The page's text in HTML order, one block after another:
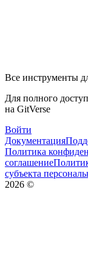
Все инструменты
Для полного
на GitVerse
Войти
Документация
Политика
соглашение
субъекта
2026 ©